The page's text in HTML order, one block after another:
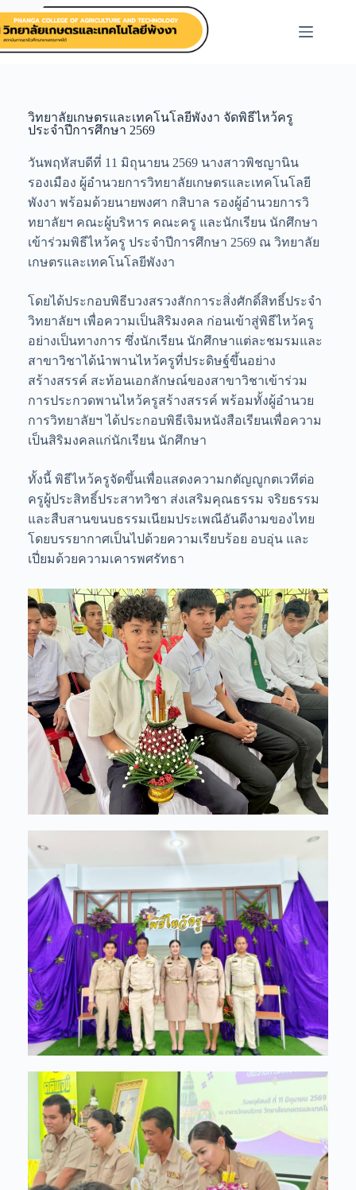
วิทยาลัยเกษตรและเทคโนโลยีพังงา จัดพิธีไหว้ครู
ประจำปีการศึกษา 2569
วันพฤหัสบดีที่ 11 มิถุนายน 2569 นางสาวพิชญานิน
รองเมือง ผู้อำนวยการวิทยาลัยเกษตรและเทคโนโลยี
พังงา พร้อมด้วยนายพงศา กสิบาล รองผู้อำนวยการวิ
ทยาลัยฯ คณะผู้บริหาร คณะครู และนักเรียน นักศึกษา
เข้าร่วมพิธีไหว้ครู ประจำปีการศึกษา 2569 ณ วิทยาลัย
เกษตรและเทคโนโลยีพังงา
โดยได้ประกอบพิธีบวงสรวงสักการะสิ่งศักดิ์สิทธิ์ประจำ
วิทยาลัยฯ เพื่อความเป็นสิริมงคล ก่อนเข้าสู่พิธีไหว้ครู
อย่างเป็นทางการ ซึ่งนักเรียน นักศึกษาแต่ละชมรมและ
สาขาวิชาได้นำพานไหว้ครูที่ประดิษฐ์ขึ้นอย่าง
สร้างสรรค์ สะท้อนเอกลักษณ์ของสาขาวิชาเข้าร่วม
การประกวดพานไหว้ครูสร้างสรรค์ พร้อมทั้งผู้อำนวย
การวิทยาลัยฯ ได้ประกอบพิธีเจิมหนังสือเรียนเพื่อความ
เป็นสิริมงคลแก่นักเรียน นักศึกษา
ทั้งนี้ พิธีไหว้ครูจัดขึ้นเพื่อแสดงความกตัญญูกตเวทีต่อ
ครูผู้ประสิทธิ์ประสาทวิชา ส่งเสริมคุณธรรม จริยธรรม
และสืบสานขนบธรรมเนียมประเพณีอันดีงามของไทย
โดยบรรยากาศเป็นไปด้วยความเรียบร้อย อบอุ่น และ
เปี่ยมด้วยความเคารพศรัทธา